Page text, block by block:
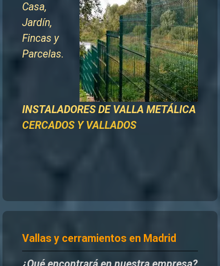
Casa,
Jardín,
Fincas y
Parcelas.
INSTALADORES DE VALLA METÁLICA
CERCADOS Y VALLADOS
Vallas y cerramientos en Madrid